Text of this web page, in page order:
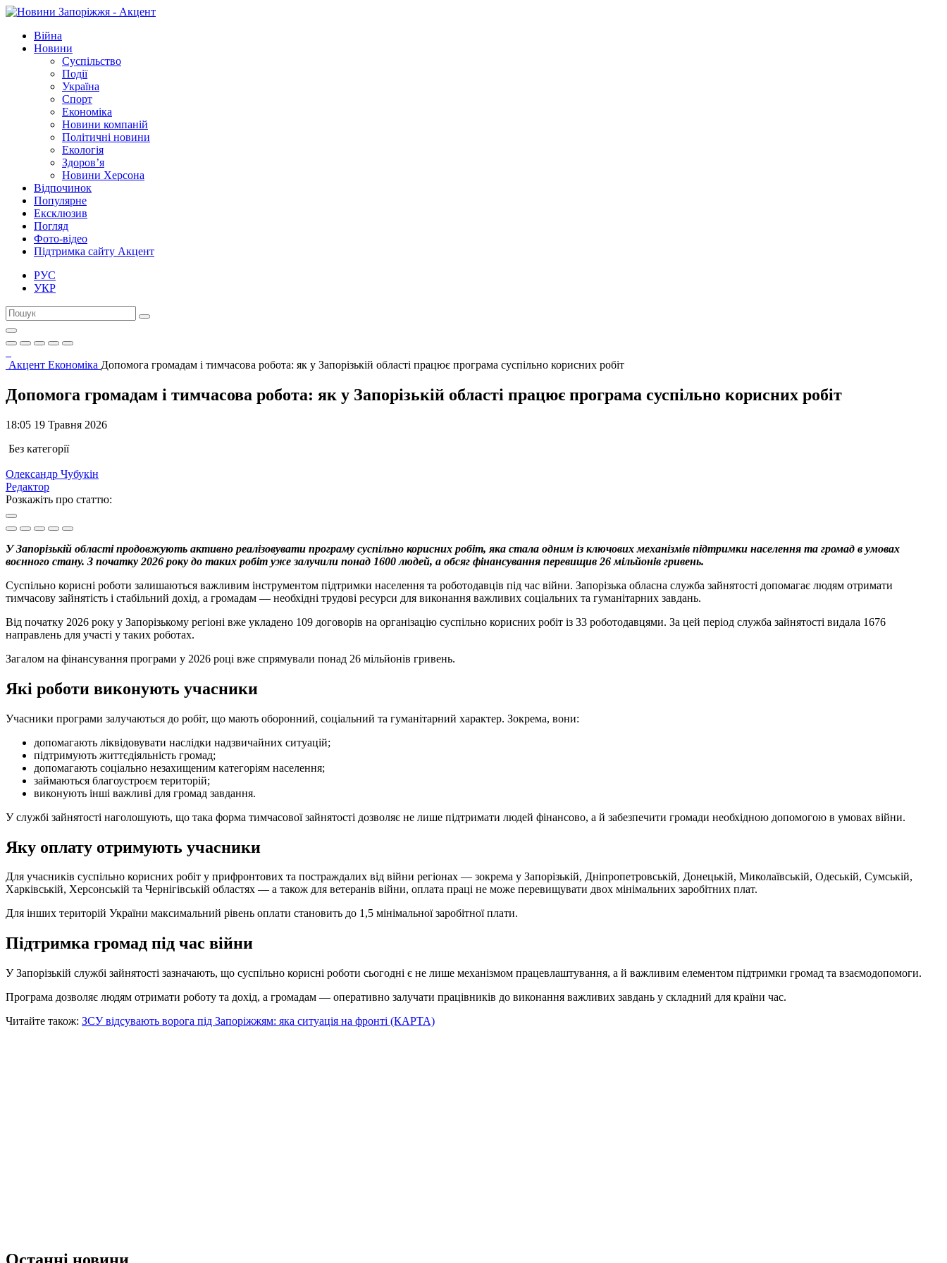
Війна
Новини
Суспільство
Події
Україна
Спорт
Економіка
Новини компаній
Політичні новини
Екологія
Здоров’я
Новини Херсона
Відпочинок
Популярне
Ексклюзив
Погляд
Фото-відео
Підтримка сайту Акцент
РУС
УКР
Акцент Економіка Допомога громадам і тимчасова робота: як у Запорізькій області працює програма суспільно корисних робіт
Допомога громадам і тимчасова робота: як у Запорізькій області працює програма суспільно корисних робіт
18:05 19 Травня 2026
Без категорії
Олександр Чубукін
Редактор
Розкажіть про статтю:
У Запорізькій області продовжують активно реалізовувати програму суспільно корисних робіт, яка стала одним із ключових механізмів підтримки населення та громад в умовах
воєнного стану. З початку 2026 року до таких робіт уже залучили понад 1600 людей, а обсяг фінансування перевищив 26 мільйонів гривень.
Суспільно корисні роботи залишаються важливим інструментом підтримки населення та роботодавців під час війни. Запорізька обласна служба зайнятості допомагає людям отримати
тимчасову зайнятість і стабільний дохід, а громадам — необхідні трудові ресурси для виконання важливих соціальних та гуманітарних завдань.
Від початку 2026 року у Запорізькому регіоні вже укладено 109 договорів на організацію суспільно корисних робіт із 33 роботодавцями. За цей період служба зайнятості видала 1676
направлень для участі у таких роботах.
Загалом на фінансування програми у 2026 році вже спрямували понад 26 мільйонів гривень.
Які роботи виконують учасники
Учасники програми залучаються до робіт, що мають оборонний, соціальний та гуманітарний характер. Зокрема, вони:
допомагають ліквідовувати наслідки надзвичайних ситуацій;
підтримують життєдіяльність громад;
допомагають соціально незахищеним категоріям населення;
займаються благоустроєм територій;
виконують інші важливі для громад завдання.
У службі зайнятості наголошують, що така форма тимчасової зайнятості дозволяє не лише підтримати людей фінансово, а й забезпечити громади необхідною допомогою в умовах війни.
Яку оплату отримують учасники
Для учасників суспільно корисних робіт у прифронтових та постраждалих від війни регіонах — зокрема у Запорізькій, Дніпропетровській, Донецькій, Миколаївській, Одеській, Сумській,
Харківській, Херсонській та Чернігівській областях — а також для ветеранів війни, оплата праці не може перевищувати двох мінімальних заробітних плат.
Для інших територій України максимальний рівень оплати становить до 1,5 мінімальної заробітної плати.
Підтримка громад під час війни
У Запорізькій службі зайнятості зазначають, що суспільно корисні роботи сьогодні є не лише механізмом працевлаштування, а й важливим елементом підтримки громад та взаємодопомоги.
Програма дозволяє людям отримати роботу та дохід, а громадам — оперативно залучати працівників до виконання важливих завдань у складний для країни час.
Читайте також: ЗСУ відсувають ворога під Запоріжжям: яка ситуація на фронті (КАРТА)